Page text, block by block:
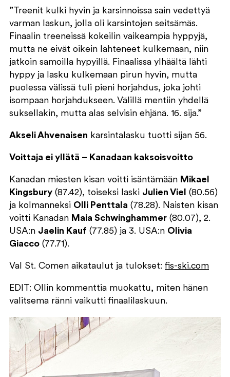
”Treenit kulki hyvin ja karsinnoissa sain vedettyä
varman laskun, jolla oli karsintojen seitsämäs.
Finaalin treeneissä kokeilin vaikeampia hyppyjä,
mutta ne eivät oikein lähteneet kulkemaan, niin
jatkoin samoilla hypyillä. Finaalissa ylhäältä lähti
hyppy ja lasku kulkemaan pirun hyvin, mutta
puolessa välissä tuli pieni horjahdus, joka johti
isompaan horjahdukseen. Välillä mentiin yhdellä
suksellakin, mutta alas selvisin ehjänä. 16. sija.”
Akseli Ahvenaisen karsintalasku tuotti sijan 56.
Voittaja ei yllätä – Kanadaan kaksoisvoitto
Kanadan miesten kisan voitti isäntämään Mikael
Kingsbury (87.42), toiseksi laski Julien Viel (80.56)
ja kolmanneksi Olli Penttala (78.28). Naisten kisan
voitti Kanadan Maia Schwinghammer (80.07), 2.
USA:n Jaelin Kauf (77.85) ja 3. USA:n Olivia
Giacco (77.71).
Val St. Comen aikataulut ja tulokset: fis-ski.com
EDIT: Ollin kommenttia muokattu, miten hänen
valitsema ränni vaikutti finaalilaskuun.